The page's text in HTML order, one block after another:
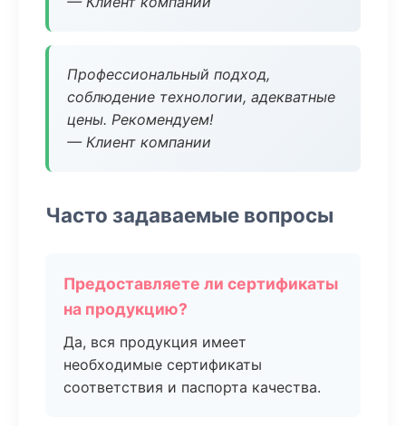
Профессиональный подход,
соблюдение технологии, адекватные
цены. Рекомендуем!
— Клиент компании
Часто задаваемые вопросы
Предоставляете ли сертификаты
на продукцию?
Да, вся продукция имеет
необходимые сертификаты
соответствия и паспорта качества.